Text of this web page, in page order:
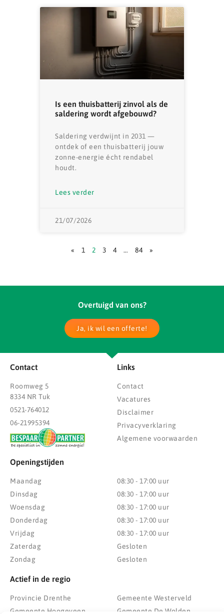
Is een thuisbatterij zinvol als de
saldering wordt afgebouwd?
Saldering verdwijnt in 2031 —
ontdek of een thuisbatterij jouw
zonne-energie écht rendabel
houdt.
Lees verder
21/07/2026
« 1 2 3 4 … 84 »
Overtuigd van ons?
Ja, ik wil een offerte!
Contact
Roomweg 5
8334 NR Tuk
0521-764012
06-21995394
Links
Contact
Vacatures
Disclaimer
Privacyverklaring
Algemene voorwaarden
Openingstijden
Maandag
Dinsdag
Woensdag
Donderdag
Vrijdag
Zaterdag
Zondag
08:30 - 17:00 uur
08:30 - 17:00 uur
08:30 - 17:00 uur
08:30 - 17:00 uur
08:30 - 17:00 uur
Gesloten
Gesloten
Actief in de regio
Provincie Drenthe
Gemeente Hoogeveen
Gemeente Westerveld
Gemeente De Wolden